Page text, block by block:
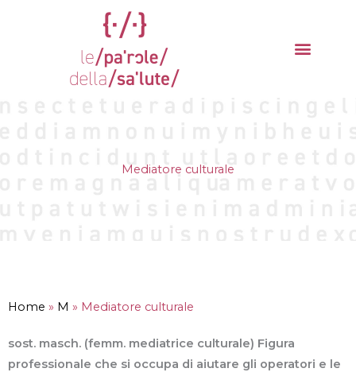
Mediatore culturale
Home » M » Mediatore culturale
sost. masch. (femm. mediatrice culturale) Figura
professionale che si occupa di aiutare gli operatori e le